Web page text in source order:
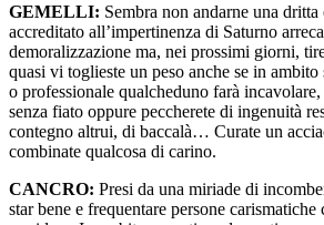
GEMELLI: Sembra non andarne una
accreditato all’impertinenza di Saturno
demoralizzazione ma, nei prossimi giorni,
quasi vi toglieste un peso anche se in
o professionale qualcheduno farà
senza fiato oppure peccherete di ingenuità
contegno altrui, di baccalà… Curate un
combinate qualcosa di carino.
CANCRO: Presi da una miriade di
star bene e frequentare persone